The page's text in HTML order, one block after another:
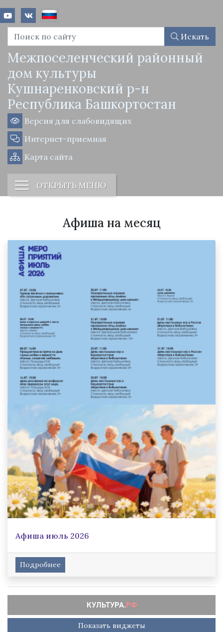
Искать
Межпоселенческий районный
дом культуры
Кушнаренковский р-н
Республика Башкортостан
Версия для слабовидящих
Интернет-приемная
Карта сайта
ОТКРЫТЬ МЕНЮ
Афиша на месяц
Афиша июль 2026
Подробнее
Показать виджеты